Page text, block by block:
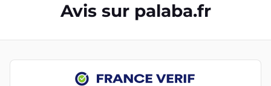
Avis sur palaba.fr